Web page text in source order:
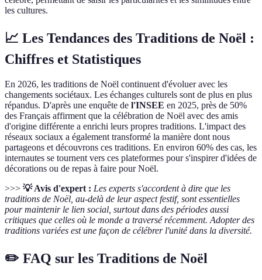
les cultures.
📈 Les Tendances des Traditions de Noël :
Chiffres et Statistiques
En 2026, les traditions de Noël continuent d'évoluer avec les
changements sociétaux. Les échanges culturels sont de plus en plus
répandus. D'après une enquête de l'INSEE en 2025, près de 50%
des Français affirment que la célébration de Noël avec des amis
d'origine différente a enrichi leurs propres traditions. L'impact des
réseaux sociaux a également transformé la manière dont nous
partageons et découvrons ces traditions. En environ 60% des cas, les
internautes se tournent vers ces plateformes pour s'inspirer d'idées de
décorations ou de repas à faire pour Noël.
>>> 💡 Avis d'expert : Les experts s'accordent à dire que les
traditions de Noël, au-delà de leur aspect festif, sont essentielles
pour maintenir le lien social, surtout dans des périodes aussi
critiques que celles où le monde a traversé récemment. Adopter des
traditions variées est une façon de célébrer l'unité dans la diversité.
✏️ FAQ sur les Traditions de Noël